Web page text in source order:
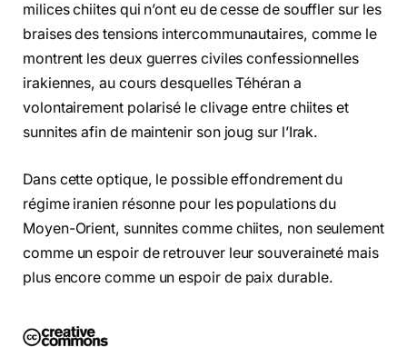
milices chiites qui n’ont eu de cesse de souffler sur les
braises des tensions intercommunautaires, comme le
montrent les deux guerres civiles confessionnelles
irakiennes, au cours desquelles Téhéran a
volontairement polarisé le clivage entre chiites et
sunnites afin de maintenir son joug sur l’Irak.
Dans cette optique, le possible effondrement du
régime iranien résonne pour les populations du
Moyen-Orient, sunnites comme chiites, non seulement
comme un espoir de retrouver leur souveraineté mais
plus encore comme un espoir de paix durable.